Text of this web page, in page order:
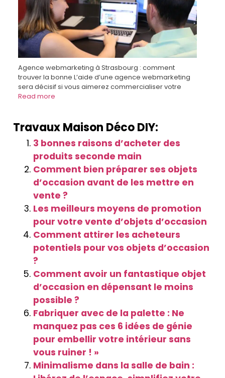
Agence webmarketing à Strasbourg : comment
trouver la bonne L’aide d’une agence webmarketing
sera décisif si vous aimerez commercialiser votre
Read more
Travaux Maison Déco DIY:
3 bonnes raisons d’acheter des
produits seconde main
Comment bien préparer ses objets
d’occasion avant de les mettre en
vente ?
Les meilleurs moyens de promotion
pour votre vente d’objets d’occasion
Comment attirer les acheteurs
potentiels pour vos objets d’occasion
?
Comment avoir un fantastique objet
d’occasion en dépensant le moins
possible ?
Fabriquer avec de la palette : Ne
manquez pas ces 6 idées de génie
pour embellir votre intérieur sans
vous ruiner ! »
Minimalisme dans la salle de bain :